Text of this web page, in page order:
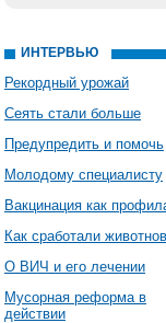
ИНТЕРВЬЮ
Рекордный урожай
Сеять стали больше
Предупредить и помочь
Молодому специалисту
Вакцинация как
Как сработали
О ВИЧ и его лечении
Мусорная реформа в
действии